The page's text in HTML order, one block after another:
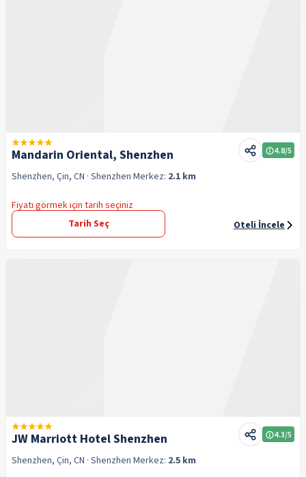
Mandarin Oriental, Shenzhen 4.8/5
Shenzhen, Çin, CN · Shenzhen Merkez: 2.1 km
Fiyatı görmek için tarih seçiniz
Tarih Seç
Oteli İncele
JW Marriott Hotel Shenzhen 4.3/5
Shenzhen, Çin, CN · Shenzhen Merkez: 2.5 km